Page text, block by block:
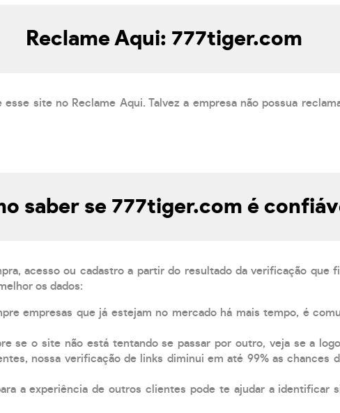
Reclame Aqui: 777tiger.com
esse site no Reclame Aqui. Talvez a empresa não possua
saber se 777tiger.com é
acesso ou cadastro a partir do resultado da verificação que
os dados:
empresas que já estejam no mercado há mais tempo, é
se o site não está tentando se passar por outro, veja se a
nossa verificação de links diminui em até 99% as chances
a experiência de outros clientes pode te ajudar a identificar